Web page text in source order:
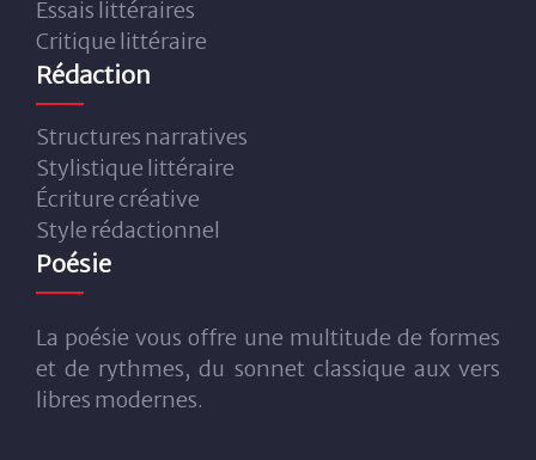
Essais littéraires
Critique littéraire
Rédaction
Structures narratives
Stylistique littéraire
Écriture créative
Style rédactionnel
Poésie
La poésie vous offre une multitude de formes
et de rythmes, du sonnet classique aux vers
libres modernes.